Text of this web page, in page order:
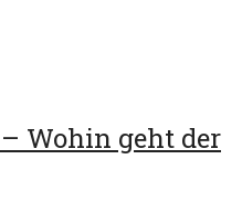
Wohin geht der